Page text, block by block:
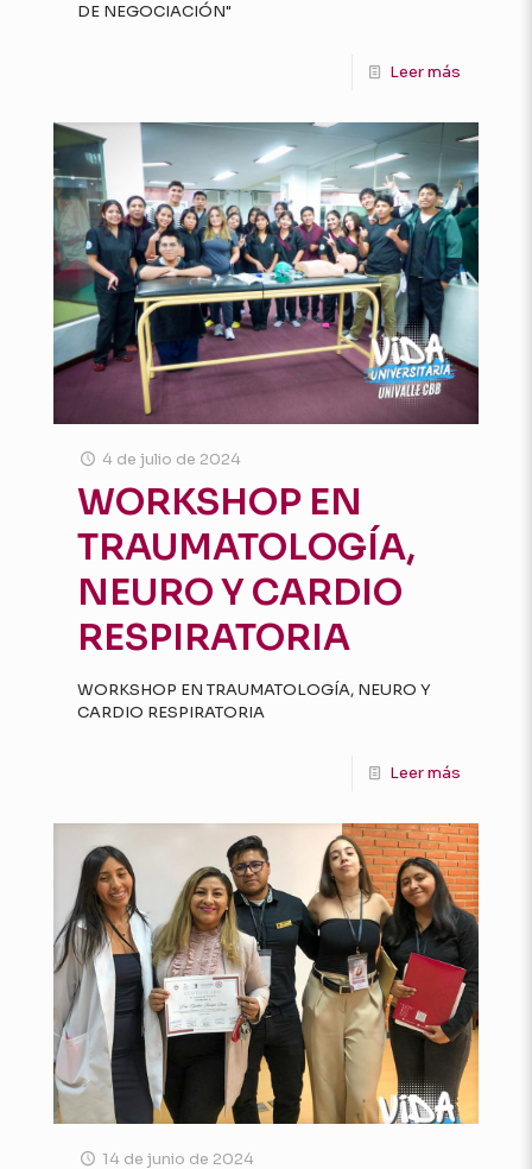
DE NEGOCIACIÓN"
Leer más
4 de julio de 2024
WORKSHOP EN
TRAUMATOLOGÍA,
NEURO Y CARDIO
RESPIRATORIA
WORKSHOP EN TRAUMATOLOGÍA, NEURO Y
CARDIO RESPIRATORIA
Leer más
14 de junio de 2024